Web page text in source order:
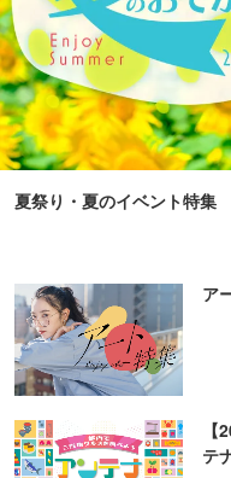
夏祭り・夏のイベント特集
ア
テ